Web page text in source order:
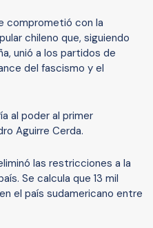
comprometió con la
chileno que, siguiendo
unió a los partidos de
del fascismo y el
al poder al primer
Aguirre Cerda.
las restricciones a la
Se calcula que 13 mil
el país sudamericano entre